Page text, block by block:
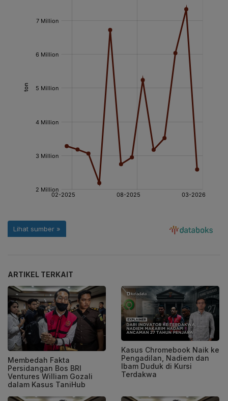
ARTIKEL TERKAIT
Membedah Fakta
Persidangan Bos BRI
Ventures William Gozali
dalam Kasus TaniHub
Kasus Chromebook Naik ke
Pengadilan, Nadiem dan
Ibam Duduk di Kursi
Terdakwa